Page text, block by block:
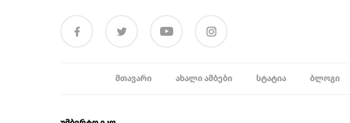
ᲛᲗᲐᲕᲐᲠᲘ ᲐᲮᲐᲚᲘ ᲐᲛᲑᲔᲑᲘ ᲡᲢᲐᲢᲘᲐ ᲑᲚᲝᲒᲘ